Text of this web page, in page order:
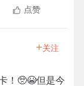
点赞
+关注
！🥺😭但是今